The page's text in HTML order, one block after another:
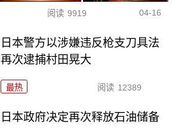
阅读 9919 04-16
日本警方以涉嫌违反枪支刀具法
再次逮捕村田晃大
最热 阅读 12389
日本政府决定再次释放石油储备